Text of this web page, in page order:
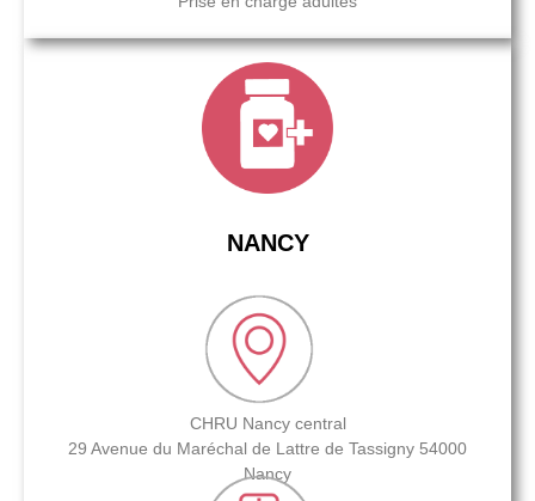
NANCY
CHRU Nancy central
29 Avenue du Maréchal de Lattre de Tassigny 54000
Nancy